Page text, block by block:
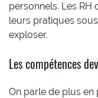
personnels. Les RH
leurs pratiques
exploser.
Les compétences
On parle de plus en